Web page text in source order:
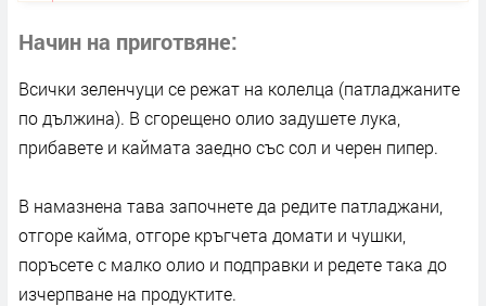
Начин на приготвяне
Всички зеленчуци се режат на колелца (патладжаните
по дължина). В сгорещено олио задушете лука,
прибавете и каймата заедно със сол и черен пипер.
В намазнена тава започнете да редите патладжани,
отгоре кайма, отгоре кръгчета домати и чушки,
поръсете с малко олио и подправки и редете така до
изчерпване на продуктите.